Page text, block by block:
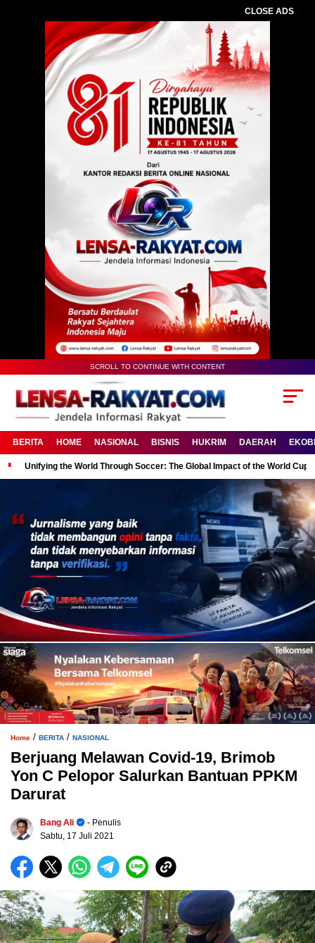
CLOSE ADS
SCROLL TO CONTINUE WITH CONTENT
BERITA HOME NASIONAL BISNIS HUKRIM DAERAH
Unifying the World Through Soccer: The Global Impact of the World Cup
Home / BERITA / NASIONAL
Berjuang Melawan Covid-19, Brimob
Yon C Pelopor Salurkan Bantuan PPKM
Darurat
Bang Ali
- Penulis
Sabtu, 17 Juli 2021